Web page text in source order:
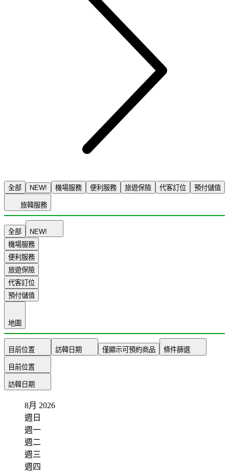
全部 NEW! 機場服務 便利服務 旅遊保險 代客訂位 預付儲值
旅韓服務
全部
NEW!
機場服務
便利服務
旅遊保險
代客訂位
預付儲值
地圖
目前位置 訪韓日期 僅顯示可預約商品 條件篩選
目前位置
訪韓日期
8月 2026
週日
週一
週二
週三
週四